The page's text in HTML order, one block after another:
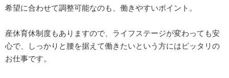
希望に合わせて調整可能なのも、働きやすいポイント。
産休育休制度もありますので、ライフステージが変わっても安
心で、しっかりと腰を据えて働きたいという方にはピッタリの
お仕事です。